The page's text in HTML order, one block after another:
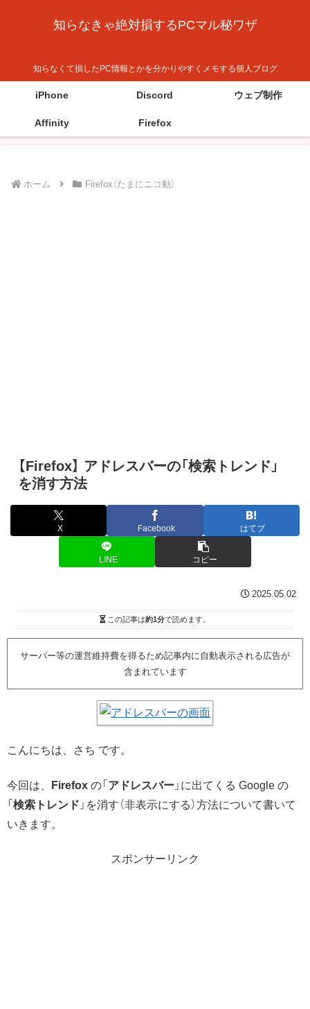
知らなきゃ絶対損するPCマル秘ワザ
知らなくて損したPC情報とかを分かりやすくメモする個人ブログ
iPhone Discord ウェブ制作
Affinity Firefox
ホーム Firefox（たまにニコ動）
【Firefox】 アドレスバーの「検索トレンド」
を消す方法
X Facebook はてブ
LINE コピー
2025.05.02
この記事は約1分で読めます。
サーバー等の運営維持費を得るため記事内に自動表示される広告が
含まれています
こんにちは、さち です。
今回は、 Firefox の「 アドレスバー 」に出てくる Google の
「 検索トレンド 」を消す（非表示にする）方法について書いて
いきます。
スポンサーリンク